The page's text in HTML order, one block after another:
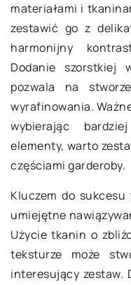
materiałami i
zestawić go z
harmonijny
Dodanie szorstkiej
pozwala na
wyrafinowania.
wybierając
elementy, warto
częściami garderoby.
Kluczem do
umiejętne
Użycie tkanin o
teksturze może
interesujący zestaw.